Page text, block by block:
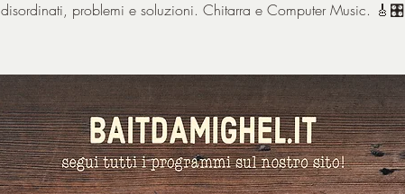
disordinati, problemi e soluzioni. Chitarra e Computer Music. 🎸🎛️